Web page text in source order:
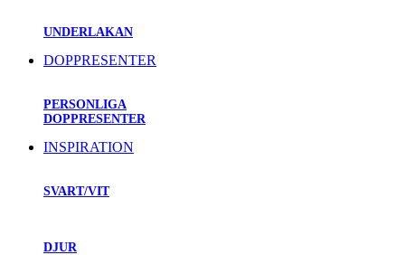
UNDERLAKAN
DOPPRESENTER
PERSONLIGA
DOPPRESENTER
INSPIRATION
SVART/VIT
DJUR